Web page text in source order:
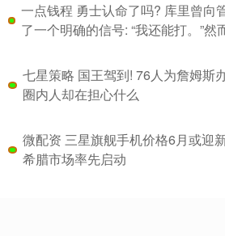
一点钱程 勇士认命了吗? 库里曾向
了一个明确的信号: “我还能打。”然
七星策略 国王驾到! 76人为詹姆斯
圈内人却在担心什么
微配资 三星旗舰手机价格6月或迎
希腊市场率先启动